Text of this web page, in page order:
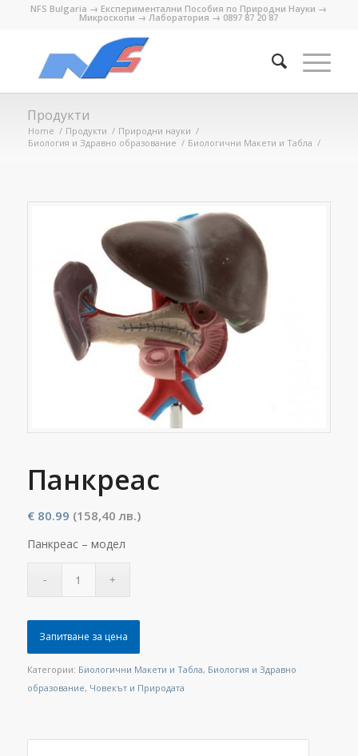
NFS Bulgaria → Експериментални Пособия по Природни Науки →
Микроскопи → Лаборатория → 0897 87 20 87
Продукти
Home / Продукти / Природни науки /
Биология и Здравно образование / Биологични Макети и Табла /
Панкреас
€80.99 (158,40 лв.)
Панкреас – модел
Запитване за цена
Категории: Биологични Макети и Табла, Биология и Здравно
образование, Човекът и Природата